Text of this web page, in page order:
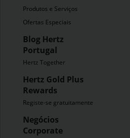
Produtos e Serviços
Ofertas Especiais
Blog Hertz
Portugal
Hertz Together
Hertz Gold Plus
Rewards
Registe-se gratuitamente
Negócios
Corporate